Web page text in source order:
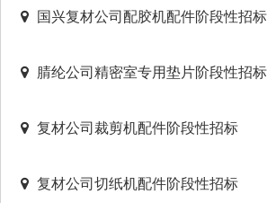
国兴复材公司配胶机配件阶段性招标
腈纶公司精密室专用垫片阶段性招标
复材公司裁剪机配件阶段性招标
复材公司切纸机配件阶段性招标